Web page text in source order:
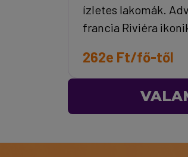
ízletes lakomák.
francia Riviéra
262e Ft/fő-től